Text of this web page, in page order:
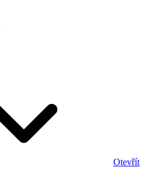
Otevřít